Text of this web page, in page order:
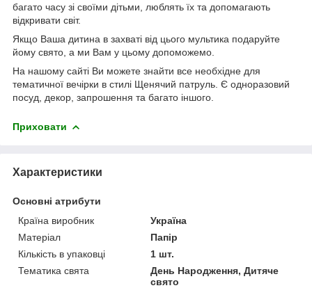
багато часу зі своїми дітьми, люблять їх та допомагають
відкривати світ.
Якщо Ваша дитина в захваті від цього мультика подаруйте
йому свято, а ми Вам у цьому допоможемо.
На нашому сайті Ви можете знайти все необхідне для
тематичної вечірки в стилі Щенячий патруль. Є одноразовий
посуд, декор, запрошення та багато іншого.
Приховати
Характеристики
Основні атрибути
Країна виробник
Україна
Матеріал
Папір
Кількість в упаковці
1 шт.
Тематика свята
День Народження, Дитяче
свято